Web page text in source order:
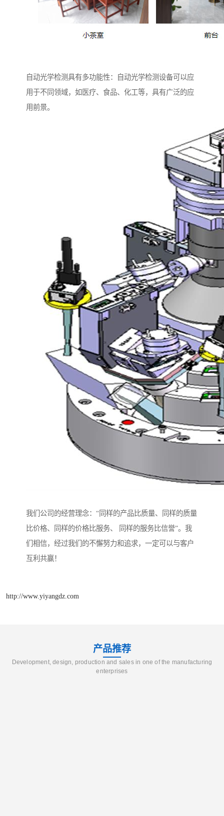
自动光学检测具有多功能性：自动光学检测设备可以应
用于不同领域，如医疗、食品、化工等，具有广泛的应
用前景。
我们公司的经营理念：“同样的产品比质量、同样的质量
比价格、同样的价格比服务、 同样的服务比信誉”。我
们相信，经过我们的不懈努力和追求，一定可以与客户
互利共赢！
http://www.yiyangdz.com
产品推荐
Development, design, production and sales in one of the manufacturing
enterprises